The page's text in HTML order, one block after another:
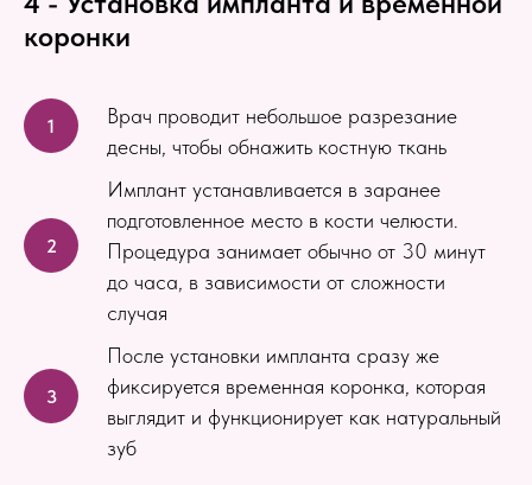
коронки
Врач проводит небольшое разрезание
десны, чтобы обнажить костную ткань
Имплант устанавливается в заранее
подготовленное место в кости челюсти.
Процедура занимает обычно от 30 минут
до часа, в зависимости от сложности
случая
После установки импланта сразу же
фиксируется временная коронка, которая
выглядит и функционирует как натуральный
зуб